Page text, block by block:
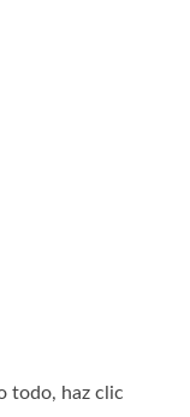
todo, haz clic